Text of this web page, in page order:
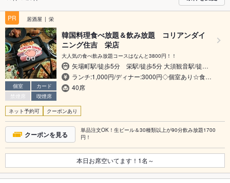
PR 居酒屋 栄
個室
カード
禁煙席
喫煙席
韓国料理食べ放題＆飲み放題 コリアンダイ
ニング住吉 栄店
大人気の食べ飲み放題コースはなんと3800円！！
矢場町駅/徒歩5分 栄駅/徒歩5分 大須観音駅/徒…
ランチ:1,000円/ディナー:3000円◇個室あり☆食…
40席
ネット予約可 クーポンあり
クーポンを見る
単品注文OK！生ビール＆30種類以上が90分飲み放題1700
円！
本日お席空いてます！ 1名～